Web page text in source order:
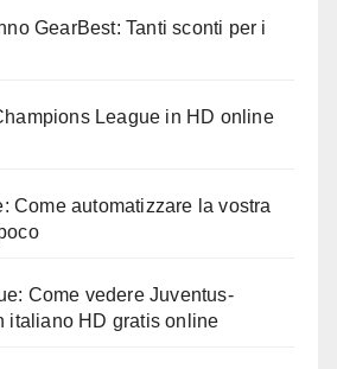
GearBest: Tanti sconti per i
League in HD online
Come automatizzare la vostra
Come vedere Juventus-
italiano HD gratis online